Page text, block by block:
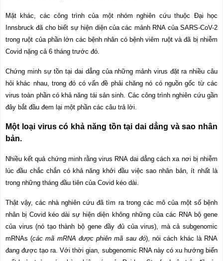
Mặt khác, các công trình của một nhóm nghiên cứu thuộc Đại học
Innsbruck đã cho biết sự hiện diện của các mảnh RNA của SARS-CoV-2
trong ruột của phần lớn các bệnh nhân có bệnh viêm ruột và đã bị nhiễm
Covid nặng cả 6 tháng trước đó.
Chứng minh sự tồn tại dai dẳng của những mảnh virus đặt ranhiều câu
hỏi khác nhau, trong đó có vấn đề phải chăng nó có nguồn gốc từ các
virus toàn phần có khả năng tái sản sinh. Các công trình nghiên cứu gần
đây bắt đầu đem lại một phần các câu trả lời.
Một loại virus có khả năng tồn tại dai dẳng và sao nhân
bản.
Nhiều kết quả chứng minh rằng virus RNA dai dẳng cách xa nơi bị nhiễm
lúc đầu chắc chắn có khả năng khởi đầu việc sao nhân bản, ít nhất là
trong những tháng đầu tiên của Covid kéo dài.
Thật vậy, các nhà nghiên cứu đã tìm ra trong các mô của một số bệnh
nhân bị Covid kéo dài sự hiện diện không những của các RNA bộ gene
của virus (nó tạo thành bộ gene đầy đủ của virus), mà cả subgenomic
mRNAs (các mã mRNA được phiên mã sau đó), nói cách khác là RNA
đang được tạo ra. Với thời gian, subgenomic RNA này có xu hướng biến